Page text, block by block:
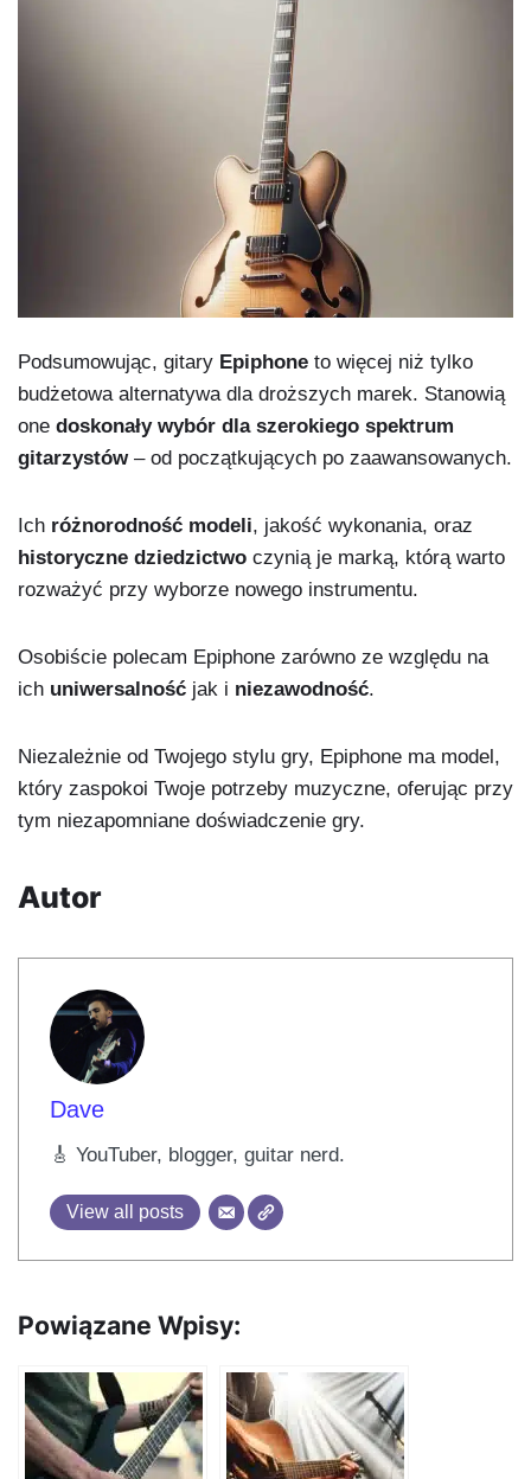
Podsumowując, gitary Epiphone to więcej niż tylko
budżetowa alternatywa dla droższych marek. Stanowią
one doskonały wybór dla szerokiego spektrum
gitarzystów– od początkujących po zaawansowanych.
Ich różnorodność modeli, jakość wykonania, oraz
historyczne dziedzictwo czynią je marką, którą warto
rozważyć przy wyborze nowego instrumentu.
Osobiście polecam Epiphone zarówno ze względu na
ich uniwersalność jak i niezawodność.
Niezależnie od Twojego stylu gry, Epiphone ma model,
który zaspokoi Twoje potrzeby muzyczne, oferując przy
tym niezapomniane doświadczenie gry.
Autor
Dave
🎸 YouTuber, blogger, guitar nerd.
View all posts
Powiązane Wpisy: